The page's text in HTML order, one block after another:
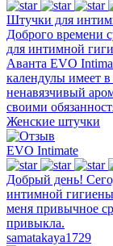
Штучки для
Доброго времени
для интимной
Аванта EVO
календулы имеет
ненавязчивый
своими
Женские штучки
EVO Intimate
Добрый день!
интимной
меня привычное
привыкла.
samatakaya1729